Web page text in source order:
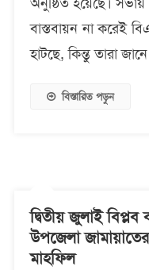
বাস্তবায়ন না করেই
হাটছে, কিন্তু তারা
বিস্তারিত পড়ুন
দ্বিতীয় জুলাই বিপ্লব
উপজেলা
মাহফিল